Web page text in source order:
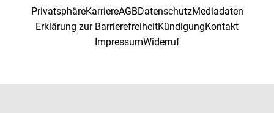
PrivatsphäreKarriereAGBDatenschutzMediadaten
Erklärung zur BarrierefreiheitKündigungKontakt
ImpressumWiderruf